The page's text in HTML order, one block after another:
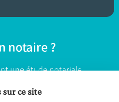
notaire ?
une étude notariale
sur ce site